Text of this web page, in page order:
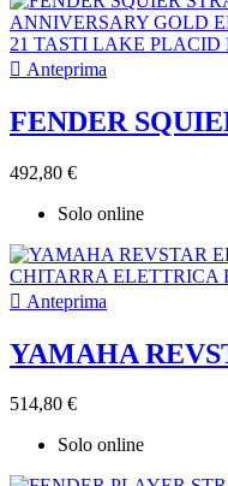
 Anteprima
FENDER
492,80 €
Solo online
 Anteprima
YAMAHA
514,80 €
Solo online